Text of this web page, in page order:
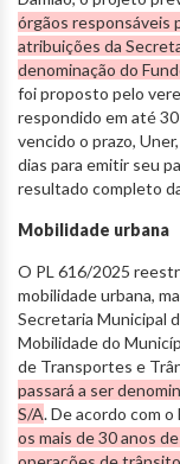
órgãos responsáveis
atribuições da
denominação do
foi proposto pelo
respondido em até
vencido o prazo,
dias para emitir seu
resultado completo
Mobilidade urbana
O PL 616/2025
mobilidade urbana,
Secretaria Municipal
Mobilidade do
de Transportes e
passará a ser
S/A. De acordo com o
os mais de 30 anos